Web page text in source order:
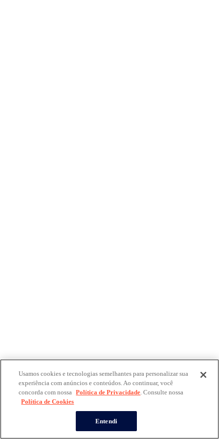
Usamos cookies e tecnologias semelhantes para personalizar sua
experiência com anúncios e conteúdos. Ao continuar, você
concorda com nossa Política de Privacidade. Consulte nossa
Política de Cookies
Entendi